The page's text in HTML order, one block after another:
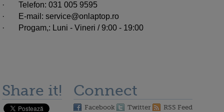
·
Telefon: 031 005 9595
·
E-mail: service@onlaptop.ro
·
Progam,: Luni - Vineri / 9:00 - 19:00
Share it! Connect
Facebook Twitter RSS Feed